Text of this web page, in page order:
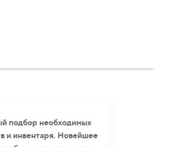
подбор необходимых
и инвентаря. Новейшее